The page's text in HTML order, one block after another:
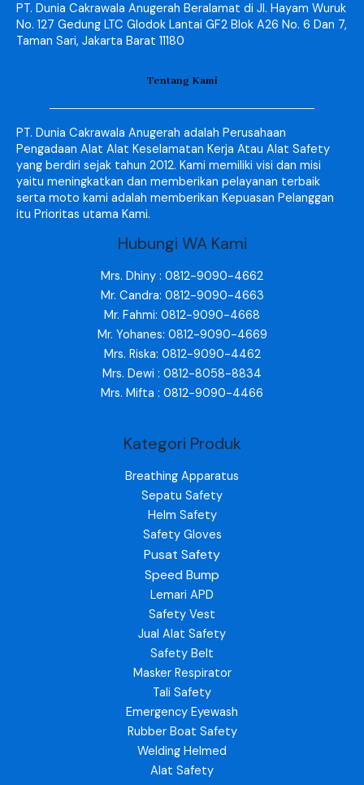
PT. Dunia Cakrawala Anugerah Beralamat di Jl. Hayam Wuruk
No. 127 Gedung LTC Glodok Lantai GF2 Blok A26 No. 6 Dan 7,
Taman Sari, Jakarta Barat 11180
Tentang Kami
PT. Dunia Cakrawala Anugerah adalah Perusahaan
Pengadaan Alat Alat Keselamatan Kerja Atau Alat Safety
yang berdiri sejak tahun 2012. Kami memiliki visi dan misi
yaitu meningkatkan dan memberikan pelayanan terbaik
serta moto kami adalah memberikan Kepuasan Pelanggan
itu Prioritas utama Kami.
Hubungi WA Kami
Mrs. Dhiny : 0812-9090-4662
Mr. Candra: 0812-9090-4663
Mr. Fahmi: 0812-9090-4668
Mr. Yohanes: 0812-9090-4669
Mrs. Riska: 0812-9090-4462
Mrs. Dewi : 0812-8058-8834
Mrs. Mifta : 0812-9090-4466
Kategori Produk
Breathing Apparatus
Sepatu Safety
Helm Safety
Safety Gloves
Pusat Safety
Speed Bump
Lemari APD
Safety Vest
Jual Alat Safety
Safety Belt
Masker Respirator
Tali Safety
Emergency Eyewash
Rubber Boat Safety
Welding Helmed
Alat Safety